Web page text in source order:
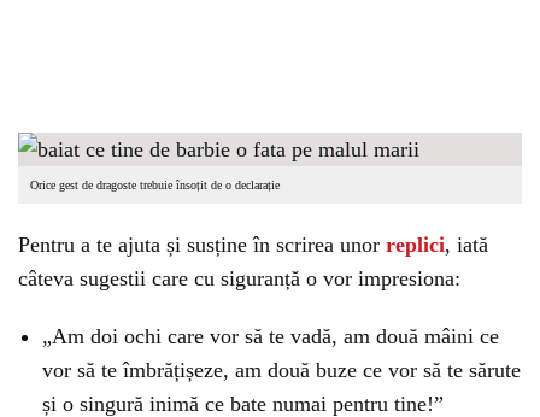
Orice gest de dragoste trebuie însoțit de o declarație
Pentru a te ajuta și susține în scrirea unor replici, iată
câteva sugestii care cu siguranță o vor impresiona:
„Am doi ochi care vor să te vadă, am două mâini ce
vor să te îmbrățișeze, am două buze ce vor să te sărute
și o singură inimă ce bate numai pentru tine!”